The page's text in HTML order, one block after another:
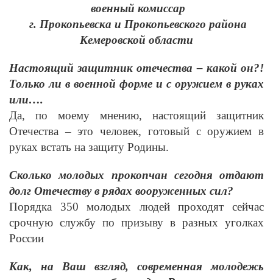
военный комиссар
г. Прокопьевска и Прокопьевского района
Кемеровской области
Настоящий защитник отечества – какой он?!
Только ли в военной форме и с оружием в руках
или….
Да, по моему мнению, настоящий защитник
Отечества – это человек, готовый с оружием в
руках встать на защиту Родины.
Сколько молодых прокопчан сегодня отдают
долг Отечеству в рядах вооруженных сил?
Порядка 350 молодых людей проходят сейчас
срочную службу по призыву в разных уголках
России
Как, на Ваш взгляд, современная молодежь